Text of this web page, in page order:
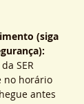
(siga
SER
no horário
antes